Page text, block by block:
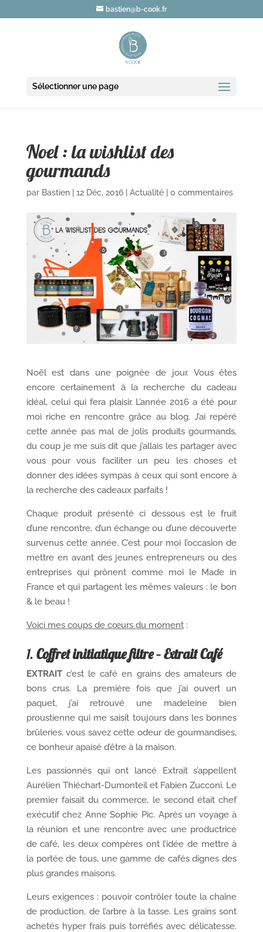
bastien@b-cook.fr
Sélectionner une page
Noel : la wishlist des
gourmands
par Bastien| 12 Déc, 2016| Actualité| 0 commentaires
Noël est dans une poignée de jour. Vous êtes
encore certainement à la recherche du cadeau
idéal, celui qui fera plaisir. L’année 2016 a été pour
moi riche en rencontre grâce au blog. J’ai repéré
cette année pas mal de jolis produits gourmands,
du coup je me suis dit que j’allais les partager avec
vous pour vous faciliter un peu les choses et
donner des idées sympas à ceux qui sont encore à
la recherche des cadeaux parfaits !
Chaque produit présenté ci dessous est le fruit
d’une rencontre, d’un échange ou d’une découverte
survenus cette année. C’est pour moi l’occasion de
mettre en avant des jeunes entrepreneurs ou des
entreprises qui prônent comme moi le Made in
France et qui partagent les mêmes valeurs : le bon
& le beau !
Voici mes coups de cœurs du moment:
1. Coffret initiatique filtre – Extrait Café
EXTRAITc’est le café en grains des amateurs de
bons crus. La première fois que j’ai ouvert un
paquet, j’ai retrouvé une madeleine bien
proustienne qui me saisit toujours dans les bonnes
brûleries, vous savez cette odeur de gourmandises,
ce bonheur apaisé d’être à la maison.
Les passionnés qui ont lancé Extrait s’appellent
Aurélien Thiéchart-Dumonteil et Fabien Zucconi. Le
premier faisait du commerce, le second était chef
exécutif chez Anne Sophie Pic. Après un voyage à
la réunion et une rencontre avec une productrice
de café, les deux compères ont l’idée de mettre à
la portée de tous, une gamme de cafés dignes des
plus grandes maisons.
Leurs exigences : pouvoir contrôler toute la chaîne
de production, de l’arbre à la tasse. Les grains sont
achetés hyper frais puis torréfiés avec délicatesse.